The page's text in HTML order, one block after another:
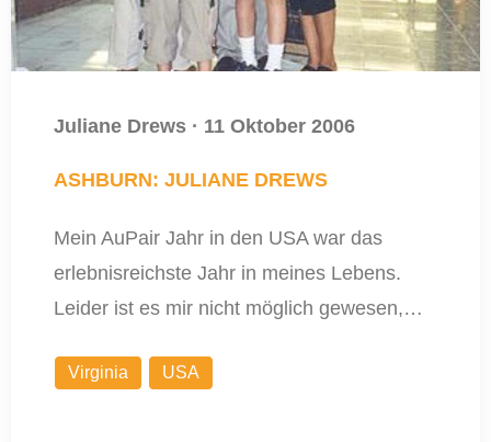
Juliane Drews · 11 Oktober 2006
ASHBURN: JULIANE DREWS
Mein AuPair Jahr in den USA war das
erlebnisreichste Jahr in meines Lebens.
Leider ist es mir nicht möglich gewesen,…
Virginia USA